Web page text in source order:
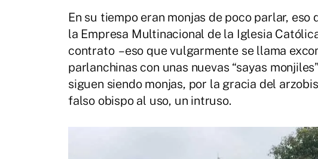
En su tiempo eran monjas de poco parlar,
la Empresa Multinacional de la Iglesia
contrato –eso que vulgarmente se llama
parlanchinas con unas nuevas “sayas
siguen siendo monjas, por la gracia del
falso obispo al uso, un intruso.